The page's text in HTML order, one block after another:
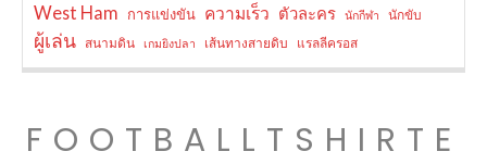
West Ham การแข่งขัน ความเร็ว ตัวละคร นักกีฬา นักขับ
ผู้เล่น สนามดิน เกมยิงปลา เส้นทางสายดิบ แรลลีครอส
FOOTBALLTSHIRTE